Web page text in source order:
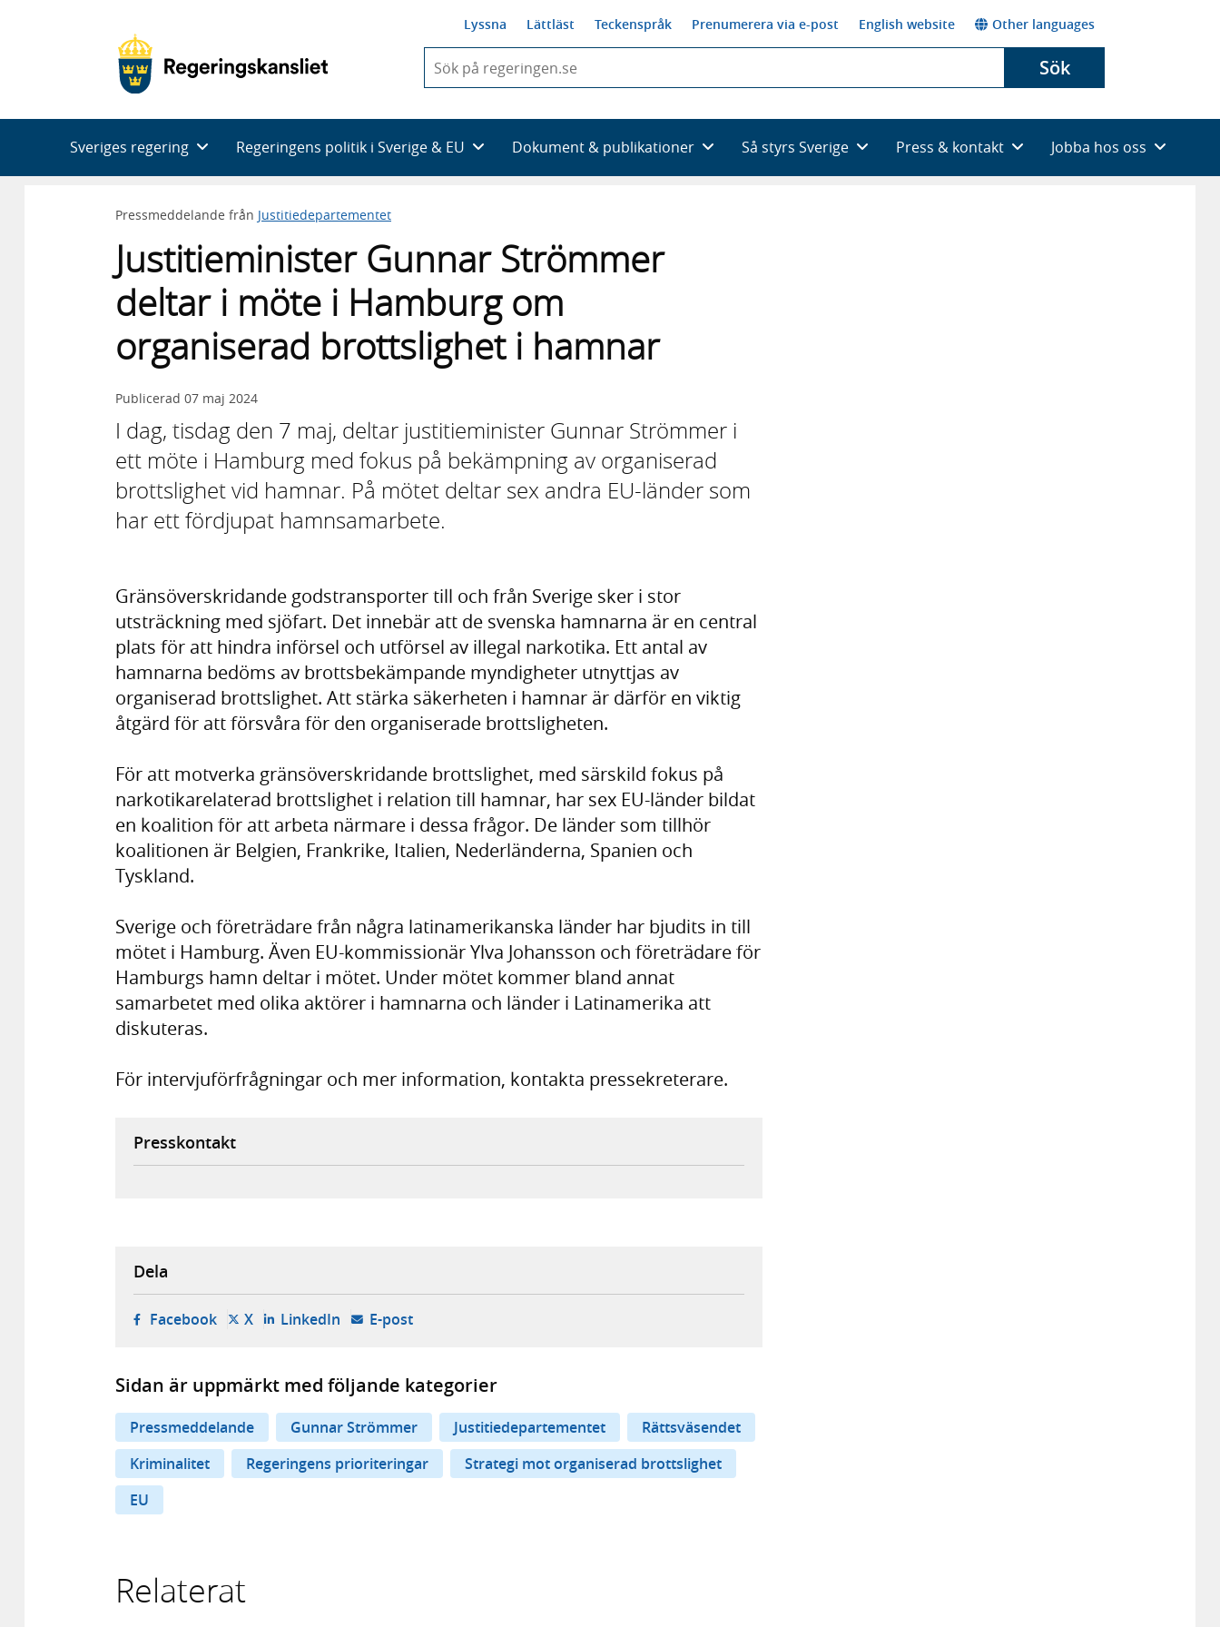
Lyssna Lättläst Teckenspråk Prenumerera via e-post English website Other languages
du
skriva
framträder
en
Sök
Sveriges regering Regeringens politik i Sverige & EU Dokument & publikationer Så styrs Sverige Press & kontakt Jobba hos oss
Pressmeddelande från Justitiedepartementet
Justitieminister Gunnar Strömmer
deltar i möte i Hamburg om
organiserad brottslighet i hamnar
Publicerad 07 maj 2024
I dag, tisdag den 7 maj, deltar justitieminister Gunnar Strömmer i
ett möte i Hamburg med fokus på bekämpning av organiserad
brottslighet vid hamnar. På mötet deltar sex andra EU-länder som
har ett fördjupat hamnsamarbete.
Gränsöverskridande godstransporter till och från Sverige sker i stor
utsträckning med sjöfart. Det innebär att de svenska hamnarna är en central
plats för att hindra införsel och utförsel av illegal narkotika. Ett antal av
hamnarna bedöms av brottsbekämpande myndigheter utnyttjas av
organiserad brottslighet. Att stärka säkerheten i hamnar är därför en viktig
åtgärd för att försvåra för den organiserade brottsligheten.
För att motverka gränsöverskridande brottslighet, med särskild fokus på
narkotikarelaterad brottslighet i relation till hamnar, har sex EU-länder bildat
en koalition för att arbeta närmare i dessa frågor. De länder som tillhör
koalitionen är Belgien, Frankrike, Italien, Nederländerna, Spanien och
Tyskland.
Sverige och företrädare från några latinamerikanska länder har bjudits in till
mötet i Hamburg. Även EU-kommissionär Ylva Johansson och företrädare för
Hamburgs hamn deltar i mötet. Under mötet kommer bland annat
samarbetet med olika aktörer i hamnarna och länder i Latinamerika att
diskuteras.
För intervjuförfrågningar och mer information, kontakta pressekreterare.
Presskontakt
Dela
Facebook- öppnas i ny flik, extern webbplats,
X- öppnas i ny flik, extern webbplats,
LinkedIn- öppnas i ny flik, extern webbplats,
E-post- öppnar din e-postklient,
Sidan är uppmärkt med följande kategorier
Pressmeddelande Gunnar Strömmer Justitiedepartementet
Rättsväsendet
Kriminalitet
Regeringens prioriteringar
Strategi mot organiserad brottslighet
EU
Relaterat